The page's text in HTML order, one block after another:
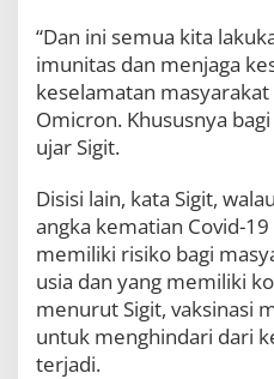
“Dan ini semua kita
imunitas dan menjaga
keselamatan
Omicron. Khususnya
ujar Sigit.
Disisi lain, kata Sigit,
angka kematian Covid-
memiliki risiko bagi
usia dan yang memiliki
menurut Sigit, vaksinasi
untuk menghindari dari
terjadi.